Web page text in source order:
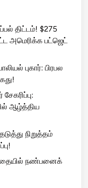
திட்டம்! $275
அமெரிக்க பட்ஜெட்
புகார்: பிரபல
ஆழ்த்திய
நிறுத்தம்
நண்பனைக்